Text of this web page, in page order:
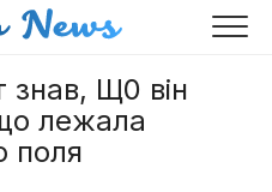
знав, Щ0 він
лeжaла
поля